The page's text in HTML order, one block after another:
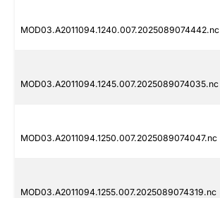
MOD03.A2011094.1240.007.2025089074442.nc
MOD03.A2011094.1245.007.2025089074035.nc
MOD03.A2011094.1250.007.2025089074047.nc
MOD03.A2011094.1255.007.2025089074319.nc